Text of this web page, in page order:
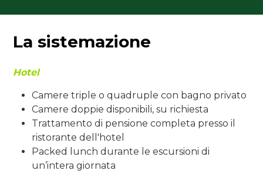
La sistemazione
Hotel
Camere triple o quadruple con bagno privato
Camere doppie disponibili, su richiesta
Trattamento di pensione completa presso il
ristorante dell'hotel
Packed lunch durante le escursioni di
un’intera giornata